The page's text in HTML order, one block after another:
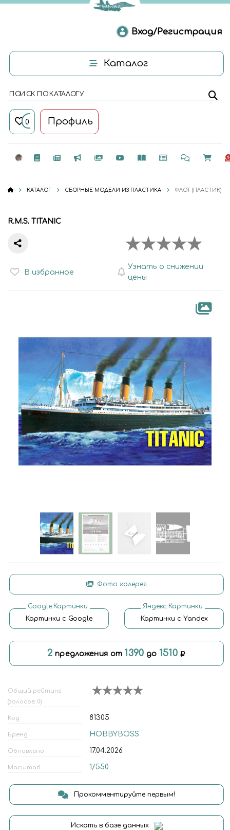
Вход/Регистрация
Каталог
ПОИСК ПО КАТАЛОГУ
0 Профиль
КАТАЛОГ СБОРНЫЕ МОДЕЛИ ИЗ ПЛАСТИКА ФЛОТ (ПЛАСТИК)
R.M.S. TITANIC
В избранное
Узнать о снижении
цены
Фото галерея
Google.Картинки
Картинки с Google
Яндекс.Картинки
Картинки с Yandex
2 предложения от 1390 до 1510
Общий рейтинг
(голосов: 0)
Код 81305
Бренд HOBBYBOSS
Обновлено 17.04.2026
Масштаб 1/550
Прокомментируйте первым!
Искать в базе данных